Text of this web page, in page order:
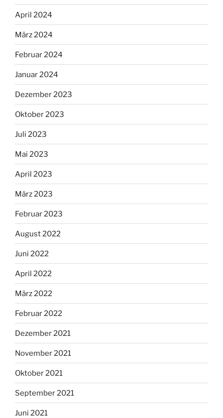
April 2024
März 2024
Februar 2024
Januar 2024
Dezember 2023
Oktober 2023
Juli 2023
Mai 2023
April 2023
März 2023
Februar 2023
August 2022
Juni 2022
April 2022
März 2022
Februar 2022
Dezember 2021
November 2021
Oktober 2021
September 2021
Juni 2021